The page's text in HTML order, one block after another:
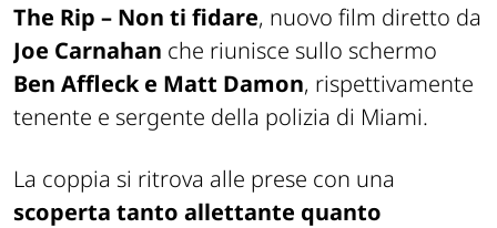
The Rip – Non ti fidare, nuovo film diretto da
Joe Carnahan che riunisce sullo schermo
Ben Affleck e Matt Damon, rispettivamente
tenente e sergente della polizia di Miami.
La coppia si ritrova alle prese con una
scoperta tanto allettante quanto